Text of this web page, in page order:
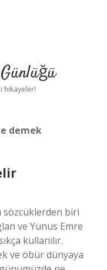
hikayeler!
demek
sözcüklerden biri
ve Yunus Emre
kullanılır.
ve öbür dünyaya